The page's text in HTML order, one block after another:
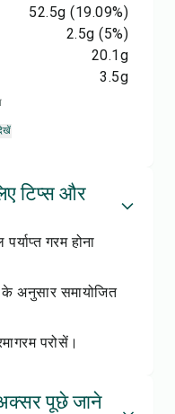
52.5g (19.09%)
2.5g (5%)
20.1g
3.5g
टिप्स और
गरम होना
के अनुसार समायोजित
परोसें।
पूछे जाने